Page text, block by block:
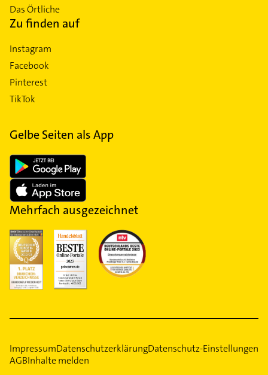
Das Örtliche
Zu finden auf
Instagram
Facebook
Pinterest
TikTok
Gelbe Seiten als App
Mehrfach ausgezeichnet
ImpressumDatenschutzerklärungDatenschutz-Einstellungen
AGBInhalte melden